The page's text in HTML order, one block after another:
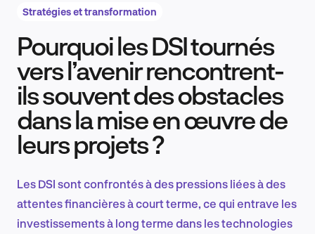
Recherche et conception produit
Tendances sectorielles
Stratégies et transformation
Pourquoi les DSI tournés
vers l’avenir rencontrent-
ils souvent des obstacles
dans la mise en œuvre de
leurs projets ?
Les DSI sont confrontés à des pressions liées à des
attentes financières à court terme, ce qui entrave les
investissements à long terme dans les technologies